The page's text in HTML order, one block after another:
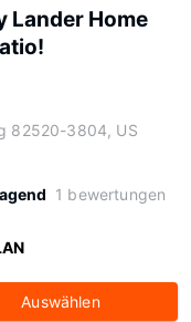
Lander Home
82520-3804, US
1 bewertungen
Auswählen